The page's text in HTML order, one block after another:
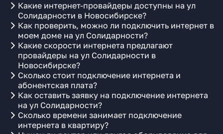
Какие интернет-провайдеры доступны на ул
Солидарности в Новосибирске?
Как проверить, можно ли подключить интернет в
моем доме на ул Солидарности?
Какие скорости интернета предлагают
провайдеры на ул Солидарности в
Новосибирске?
Сколько стоит подключение интернета и
абонентская плата?
Как оставить заявку на подключение интернета
на ул Солидарности?
Сколько времени занимает подключение
интернета в квартиру?